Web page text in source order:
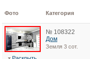
Фото Категория
№ 108322
Дом
Земля 3 сот.